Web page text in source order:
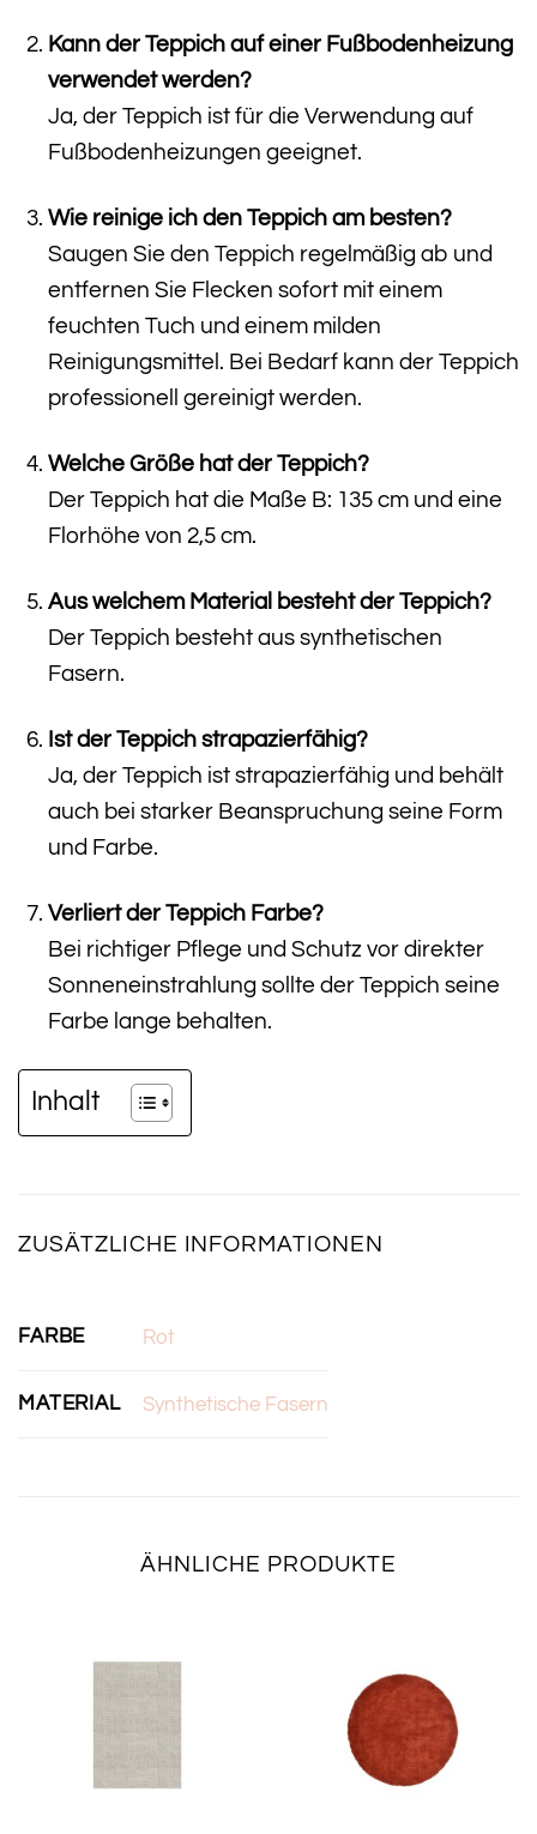
Kann der Teppich auf einer Fußbodenheizung
verwendet werden?
Ja, der Teppich ist für die Verwendung auf
Fußbodenheizungen geeignet.
Wie reinige ich den Teppich am besten?
Saugen Sie den Teppich regelmäßig ab und
entfernen Sie Flecken sofort mit einem
feuchten Tuch und einem milden
Reinigungsmittel. Bei Bedarf kann der Teppich
professionell gereinigt werden.
Welche Größe hat der Teppich?
Der Teppich hat die Maße B: 135 cm und eine
Florhöhe von 2,5 cm.
Aus welchem Material besteht der Teppich?
Der Teppich besteht aus synthetischen
Fasern.
Ist der Teppich strapazierfähig?
Ja, der Teppich ist strapazierfähig und behält
auch bei starker Beanspruchung seine Form
und Farbe.
Verliert der Teppich Farbe?
Bei richtiger Pflege und Schutz vor direkter
Sonneneinstrahlung sollte der Teppich seine
Farbe lange behalten.
Inhalt
ZUSÄTZLICHE INFORMATIONEN
FARBE Rot
MATERIAL Synthetische Fasern
ÄHNLICHE PRODUKTE